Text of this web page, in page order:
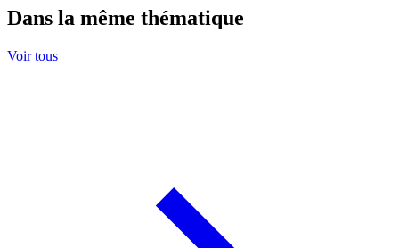
Dans la même thématique
Voir tous